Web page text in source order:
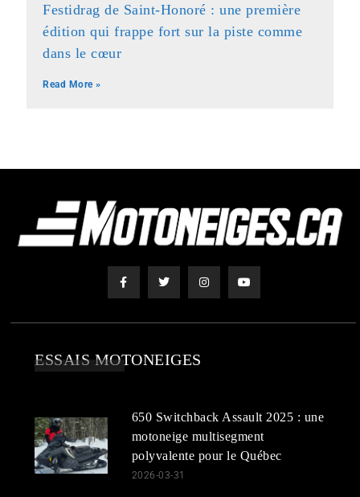
Festidrag de Saint-Honoré : une première
édition qui frappe fort sur la piste comme
dans le cœur
Read More »
ESSAIS MOTONEIGES
650 Switchback Assault 2025 : une
motoneige multisegment
polyvalente pour le Québec
2026-03-31